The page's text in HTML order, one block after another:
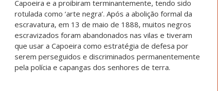
Capoeira e a proibiram terminantemente, tendo sido
rotulada como ‘arte negra’. Após a abolição formal da
escravatura, em 13 de maio de 1888, muitos negros
escravizados foram abandonados nas vilas e tiveram
que usar a Capoeira como estratégia de defesa por
serem perseguidos e discriminados permanentemente
pela polícia e capangas dos senhores de terra.